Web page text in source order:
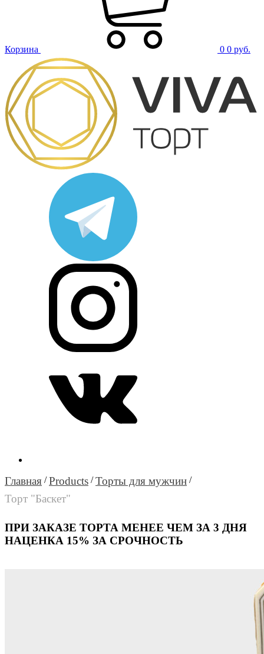
Корзина 0 0 руб.
Главная /Products /Торты для мужчин /
Торт "Баскет"
ПРИ ЗАКАЗЕ ТОРТА МЕНЕЕ ЧЕМ ЗА 3 ДНЯ
НАЦЕНКА 15% ЗА СРОЧНОСТЬ